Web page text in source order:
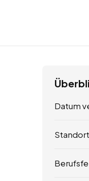
Datum
Standort